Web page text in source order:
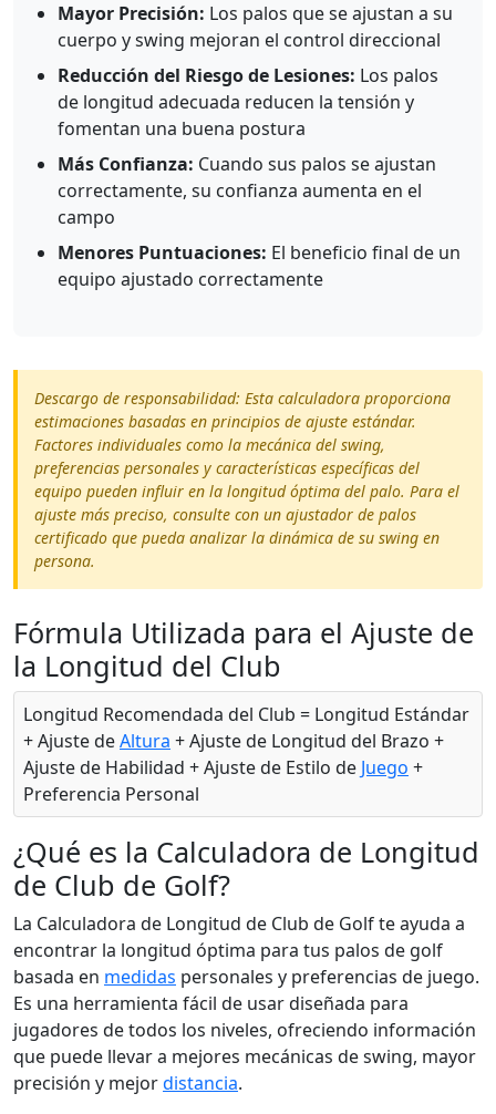
Mayor Precisión: Los palos que se ajustan a su
cuerpo y swing mejoran el control direccional
Reducción del Riesgo de Lesiones: Los palos
de longitud adecuada reducen la tensión y
fomentan una buena postura
Más Confianza: Cuando sus palos se ajustan
correctamente, su confianza aumenta en el
campo
Menores Puntuaciones: El beneficio final de un
equipo ajustado correctamente
Descargo de responsabilidad: Esta calculadora proporciona
estimaciones basadas en principios de ajuste estándar.
Factores individuales como la mecánica del swing,
preferencias personales y características específicas del
equipo pueden influir en la longitud óptima del palo. Para el
ajuste más preciso, consulte con un ajustador de palos
certificado que pueda analizar la dinámica de su swing en
persona.
Fórmula Utilizada para el Ajuste de
la Longitud del Club
Longitud Recomendada del Club = Longitud Estándar
+ Ajuste deAltura + Ajuste de Longitud del Brazo +
Ajuste de Habilidad + Ajuste de Estilo de Juego +
Preferencia Personal
¿Qué es la Calculadora de Longitud
de Club de Golf?
La Calculadora de Longitud de Club de Golf te ayuda a
encontrar la longitud óptima para tus palos de golf
basada en medidas personales y preferencias de juego.
Es una herramienta fácil de usar diseñada para
jugadores de todos los niveles, ofreciendo información
que puede llevar a mejores mecánicas de swing, mayor
precisión y mejordistancia.